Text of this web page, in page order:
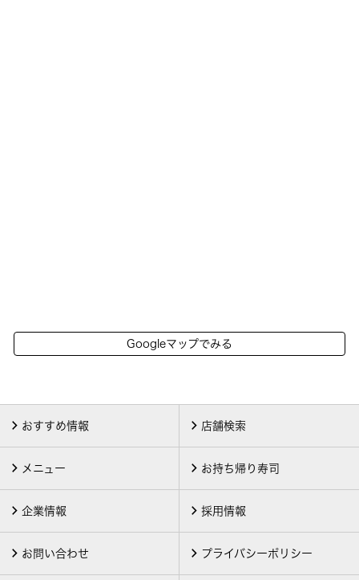
Googleマップでみる
おすすめ情報 店舗検索
メニュー お持ち帰り寿司
企業情報 採用情報
お問い合わせ プライバシーポリシー